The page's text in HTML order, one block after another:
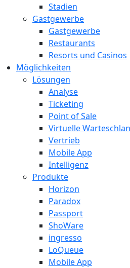
Stadien
Gastgewerbe
Gastgewerbe
Restaurants
Resorts und Casinos
Möglichkeiten
Lösungen
Analyse
Ticketing
Point of Sale
Virtuelle
Vertrieb
Mobile App
Intelligenz
Produkte
Horizon
Paradox
Passport
ShoWare
ingresso
LoQueue
Mobile App